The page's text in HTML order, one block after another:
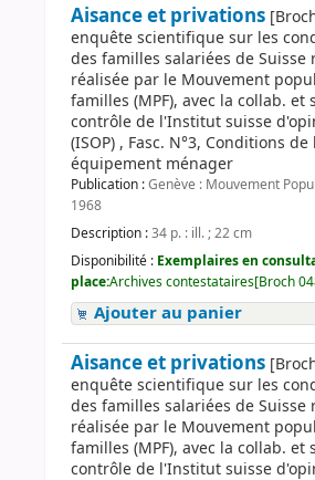
Aisance et privations
enquête scientifique sur les
des familles salariées de Suisse
réalisée par le Mouvement
familles (MPF), avec la collab. et
contrôle de l'Institut suisse
(ISOP) , Fasc. N°3, Conditions
équipement ménager
Publication :Genève : Mouvement
1968
Description :34 p. : ill. ; 22 cm
Disponibilité : Exemplaires en
place:Archives contestataires[Broch
Ajouter au panier
Aisance et privations
enquête scientifique sur les
des familles salariées de Suisse
réalisée par le Mouvement
familles (MPF), avec la collab. et
contrôle de l'Institut suisse